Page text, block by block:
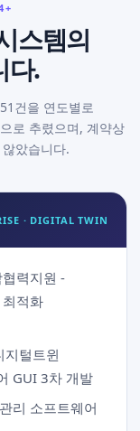
스템의
다.
건을 연도별로
로 추렸으며, 계약상
았습니다.
· DIGITAL TWIN
력지원 -
적화
지털트윈
GUI 3차 개발
리 소프트웨어